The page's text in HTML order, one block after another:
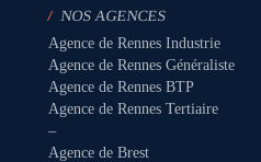
/ NOS AGENCES
Agence de Rennes Industrie
Agence de Rennes Généraliste
Agence de Rennes BTP
Agence de Rennes Tertiaire
–
Agence de Brest